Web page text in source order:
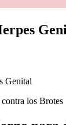
Genital
los Brotes